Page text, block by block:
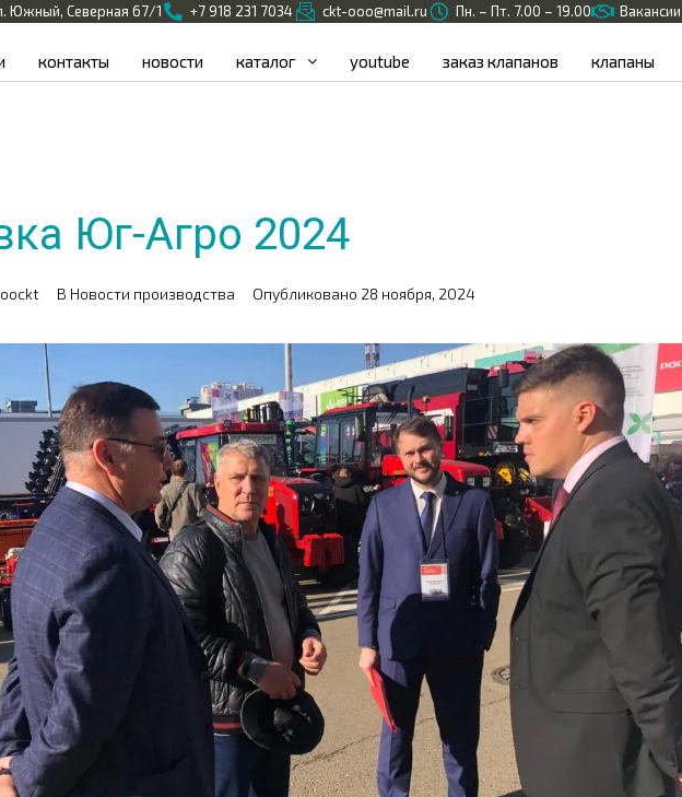
Южный, Северная 67/1 +7 918 231 7034 ckt-ooo@mail.ru Пн. – Пт. 7.00 – 19.00 Вакансии
контакты новости каталог youtube заказ клапанов клапаны
Юг-Агро 2024
В Новости производства Опубликовано 28 ноября, 2024